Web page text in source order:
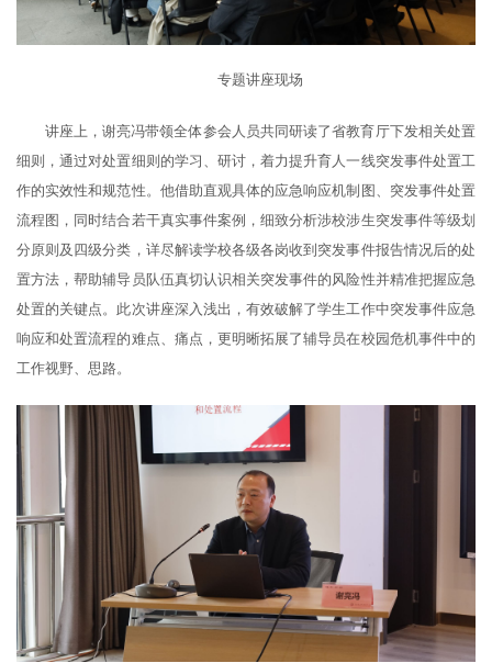
专题讲座现场
讲座上，谢亮冯带领全体参会人员共同研读了省教育厅下发相关处置
细则，通过对处置细则的学习、研讨，着力提升育人一线突发事件处置工
作的实效性和规范性。他借助直观具体的应急响应机制图、突发事件处置
流程图，同时结合若干真实事件案例，细致分析涉校涉生突发事件等级划
分原则及四级分类，详尽解读学校各级各岗收到突发事件报告情况后的处
置方法，帮助辅导员队伍真切认识相关突发事件的风险性并精准把握应急
处置的关键点。此次讲座深入浅出，有效破解了学生工作中突发事件应急
响应和处置流程的难点、痛点，更明晰拓展了辅导员在校园危机事件中的
工作视野、思路。